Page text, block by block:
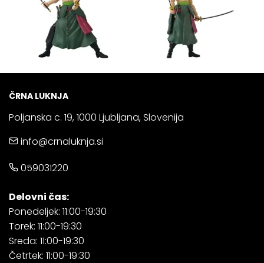
ČRNA LUKNJA
Poljanska c. 19, 1000 Ljubljana, Slovenija
info@crnaluknja.si
059031220
Delovni čas:
Ponedeljek: 11:00-19:30
Torek: 11:00-19:30
Sreda: 11:00-19:30
Četrtek: 11:00-19:30